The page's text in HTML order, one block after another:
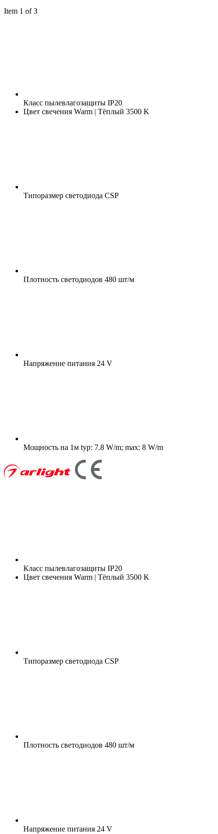
Item 1 of 3
Класс пылевлагозащиты IP20
Цвет свечения Warm | Тёплый 3500 K
Типоразмер светодиода CSP
Плотность светодиодов 480 шт/м
Напряжение питания 24 V
Мощность на 1м typ: 7.8 W/m; max: 8 W/m
Класс пылевлагозащиты IP20
Цвет свечения Warm | Тёплый 3500 K
Типоразмер светодиода CSP
Плотность светодиодов 480 шт/м
Напряжение питания 24 V